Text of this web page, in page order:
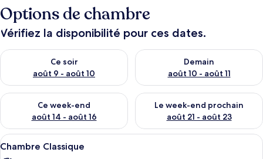
m
u
x
n
o
t
é
Options de chambre
Vérifiez la disponibilité pour ces dates.
Ce soir
août 9 - août 10
Vérifier la disponibilité pour ce soir août 9 - août 10
Demain
août 10 - août 11
Vérifier la disponibilité pour
Ce week-end
août 14 - août 16
Vérifier la disponibilité pour ce week-end août 14 - août 16
Le week-end prochain
août 21 - août 23
Vérifier la disponibilité pour
Afficher
toutes
Une chambre à coucher
6
Chambre Classique